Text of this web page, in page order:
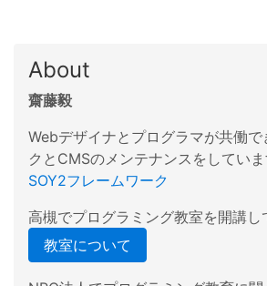
About
齋藤毅
Webデザイナとプログラマが共働
クとCMSのメンテナンスをしていま
SOY2フレームワーク
高槻でプログラミング教室を開講し
教室について